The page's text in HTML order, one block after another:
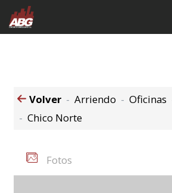
Volver Arriendo Oficinas
Chico Norte
Fotos